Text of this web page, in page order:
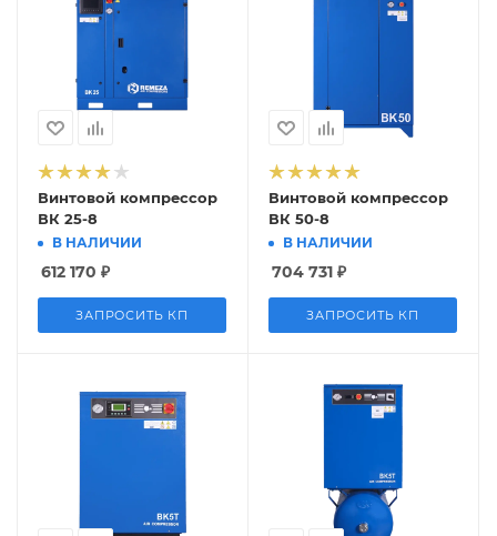
Винтовой компрессор
ВК 25-8
В НАЛИЧИИ
612 170 ₽
ЗАПРОСИТЬ КП
Винтовой компрессор
ВК 50-8
В НАЛИЧИИ
704 731 ₽
ЗАПРОСИТЬ КП